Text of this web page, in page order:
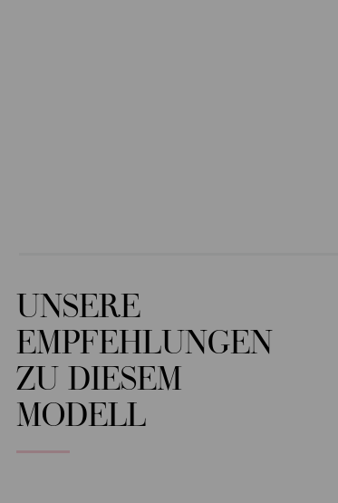
UNSERE
EMPFEHLUNGEN
ZU DIESEM
MODELL